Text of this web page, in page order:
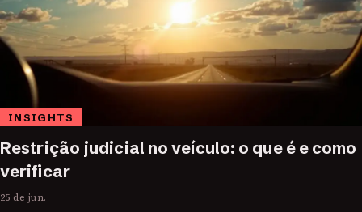
INSIGHTS
Restrição judicial no veículo: o que é e como
verificar
25 de jun.